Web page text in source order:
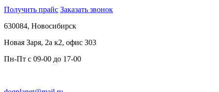
Получить прайс Заказать звонок
630084, Новосибирск
Новая Заря, 2а к2, офис 303
Пн-Пт c 09-00 до 17-00